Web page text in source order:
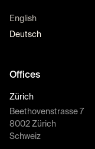
English
Deutsch
Offices
Zürich
Beethovenstrasse 7
8002 Zürich
Schweiz